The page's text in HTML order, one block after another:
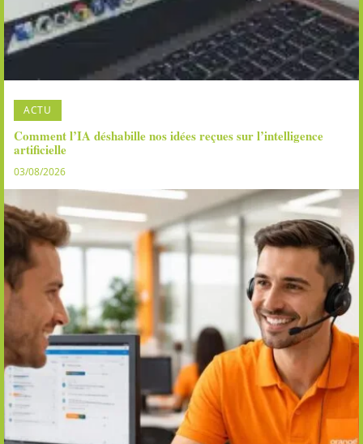
ACTU
Comment l’IA déshabille nos idées reçues sur l’intelligence
artificielle
03/08/2026